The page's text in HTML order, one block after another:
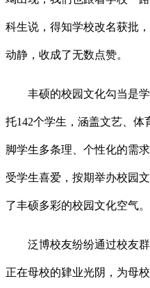
科生说，得知学校改名获批
动静，收成了无数点赞。
丰硕的校园文化勾当是学
托142个学生，涵盖文艺、
脚学生多条理、个性化的需
受学生喜爱，按期举办校园
了丰硕多彩的校园文化空气。
泛博校友纷纷通过校友群
正在母校的肄业光阴，为母